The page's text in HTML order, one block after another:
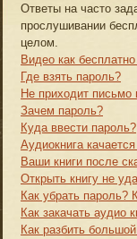
Ответы на часто
прослушивании
целом.
Видео как
Где взять пароль?
Не приходит письмо
Зачем пароль?
Куда ввести пароль?
Аудиокнига
Ваши книги после
Открыть книгу не
Как убрать пароль?
Как закачать аудио
Как разбить